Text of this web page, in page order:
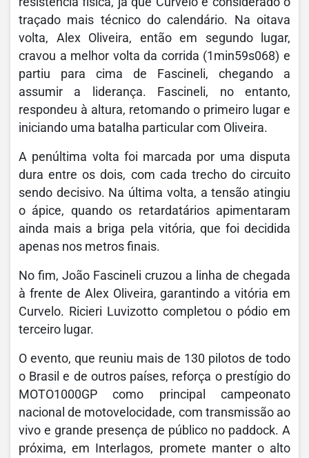
traçado mais técnico do calendário. Na oitava
volta, Alex Oliveira, então em segundo lugar,
cravou a melhor volta da corrida (1min59s068) e
partiu para cima de Fascineli, chegando a
assumir a liderança. Fascineli, no entanto,
respondeu à altura, retomando o primeiro lugar e
iniciando uma batalha particular com Oliveira.
A penúltima volta foi marcada por uma disputa
dura entre os dois, com cada trecho do circuito
sendo decisivo. Na última volta, a tensão atingiu
o ápice, quando os retardatários apimentaram
ainda mais a briga pela vitória, que foi decidida
apenas nos metros finais.
No fim, João Fascineli cruzou a linha de chegada
à frente de Alex Oliveira, garantindo a vitória em
Curvelo. Ricieri Luvizotto completou o pódio em
terceiro lugar.
O evento, que reuniu mais de 130 pilotos de todo
o Brasil e de outros países, reforça o prestígio do
MOTO1000GP como principal campeonato
nacional de motovelocidade, com transmissão ao
vivo e grande presença de público no paddock. A
próxima, em Interlagos, promete manter o alto